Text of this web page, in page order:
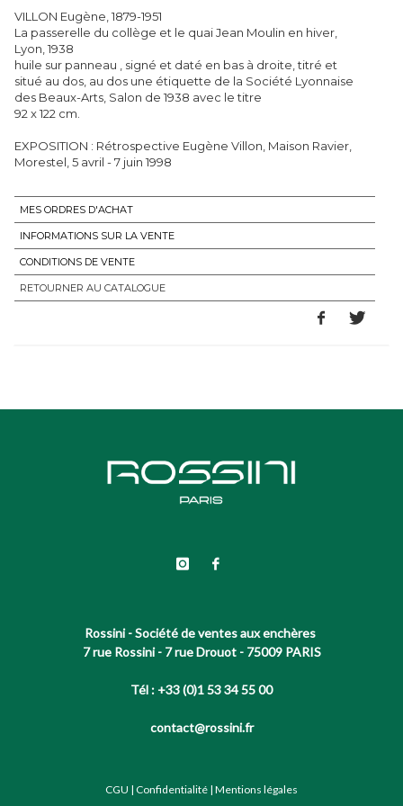
VILLON Eugène, 1879-1951
La passerelle du collège et le quai Jean Moulin en hiver,
Lyon, 1938
huile sur panneau , signé et daté en bas à droite, titré et
situé au dos, au dos une étiquette de la Société Lyonnaise
des Beaux-Arts, Salon de 1938 avec le titre
92 x 122 cm.
EXPOSITION : Rétrospective Eugène Villon, Maison Ravier,
Morestel, 5 avril - 7 juin 1998
MES ORDRES D'ACHAT
INFORMATIONS SUR LA VENTE
CONDITIONS DE VENTE
RETOURNER AU CATALOGUE
Rossini - Société de ventes aux enchères
7 rue Rossini - 7 rue Drouot - 75009 PARIS
Tél : +33 (0)1 53 34 55 00
contact@rossini.fr
CGU | Confidentialité | Mentions légales